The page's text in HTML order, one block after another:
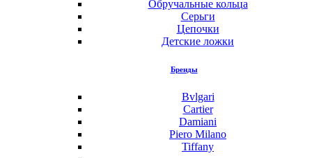
Обручальные кольца
Серьги
Цепочки
Детские ложки
Бренды
Bvlgari
Cartier
Damiani
Piero Milano
Tiffany